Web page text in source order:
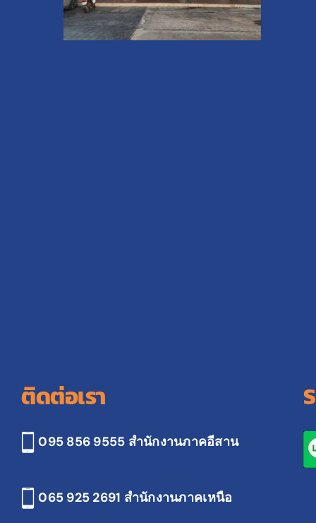
ติดต่อเรา
095 856 9555 สำนักงานภาคอีสาน
065 925 2691 สำนักงานภาคเหนือ